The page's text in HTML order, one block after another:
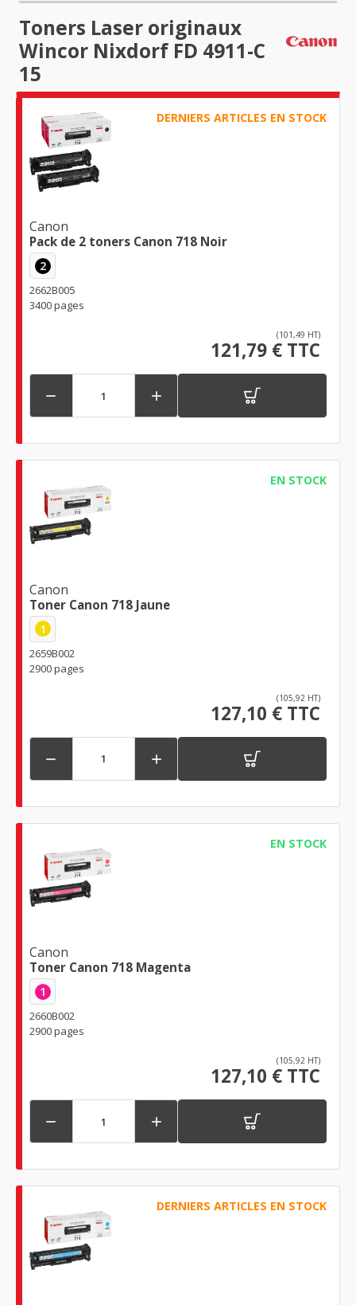
Toners Laser originaux
Wincor Nixdorf FD 4911-C
15
DERNIERS ARTICLES EN STOCK
Canon
Pack de 2 toners Canon 718 Noir
2
2662B005
3400 pages
(101,49 HT)
121,79 € TTC
 
EN STOCK
Canon
Toner Canon 718 Jaune
1
2659B002
2900 pages
(105,92 HT)
127,10 € TTC
 
EN STOCK
Canon
Toner Canon 718 Magenta
1
2660B002
2900 pages
(105,92 HT)
127,10 € TTC
 
DERNIERS ARTICLES EN STOCK